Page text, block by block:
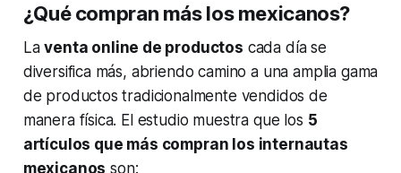
¿Qué compran más los mexicanos?
Laventa online de productos cada día se
diversifica más, abriendo camino a una amplia gama
de productos tradicionalmente vendidos de
manera física. El estudio muestra que los 5
artículos que más compran los internautas
mexicanos son: